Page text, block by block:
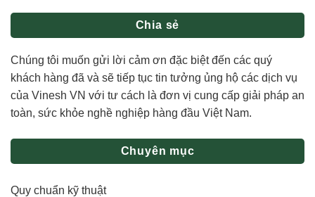
Chia sẻ
Chúng tôi muốn gửi lời cảm ơn đặc biệt đến các quý
khách hàng đã và sẽ tiếp tục tin tưởng ủng hộ các dịch vụ
của Vinesh VN với tư cách là đơn vị cung cấp giải pháp an
toàn, sức khỏe nghề nghiệp hàng đầu Việt Nam.
Chuyên mục
Quy chuẩn kỹ thuật